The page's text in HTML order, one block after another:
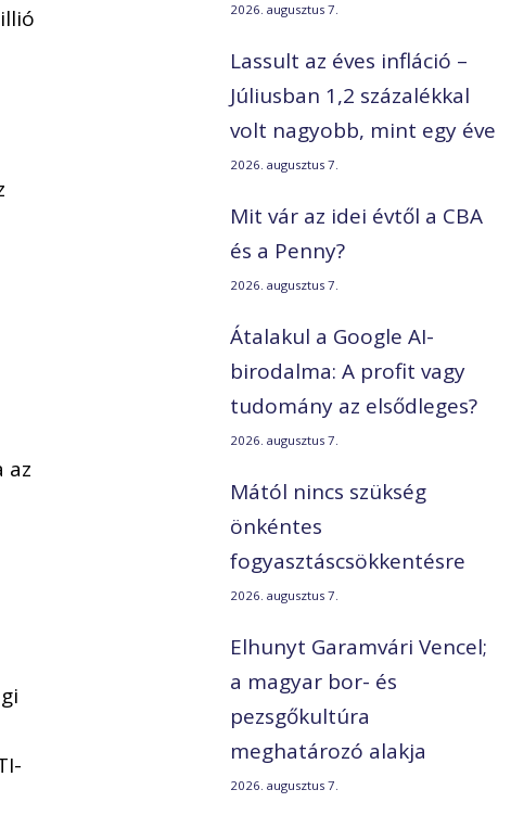
az
2026. augusztus 7.
Lassult az éves infláció –
Júliusban 1,2 százalékkal
volt nagyobb, mint egy éve
2026. augusztus 7.
Mit vár az idei évtől a CBA
és a Penny?
2026. augusztus 7.
Átalakul a Google AI-
birodalma: A profit vagy
tudomány az elsődleges?
2026. augusztus 7.
Mától nincs szükség
önkéntes
fogyasztáscsökkentésre
2026. augusztus 7.
Elhunyt Garamvári Vencel;
a magyar bor- és
pezsgőkultúra
meghatározó alakja
2026. augusztus 7.